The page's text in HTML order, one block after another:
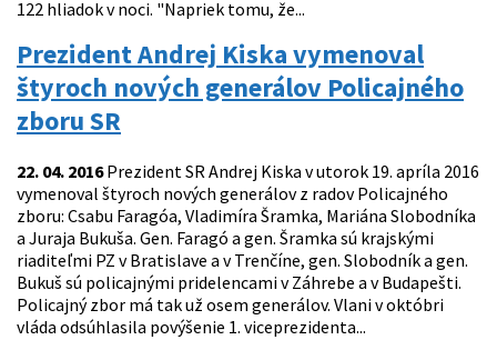
122 hliadok v noci. "Napriek tomu, že...
Prezident Andrej Kiska vymenoval
štyroch nových generálov Policajného
zboru SR
22. 04. 2016Prezident SR Andrej Kiska v utorok 19. apríla 2016
vymenoval štyroch nových generálov z radov Policajného
zboru: Csabu Faragóa, Vladimíra Šramka, Mariána Slobodníka
a Juraja Bukuša. Gen. Faragó a gen. Šramka sú krajskými
riaditeľmi PZ v Bratislave a v Trenčíne, gen. Slobodník a gen.
Bukuš sú policajnými pridelencami v Záhrebe a v Budapešti.
Policajný zbor má tak už osem generálov. Vlani v októbri
vláda odsúhlasila povýšenie 1. viceprezidenta...